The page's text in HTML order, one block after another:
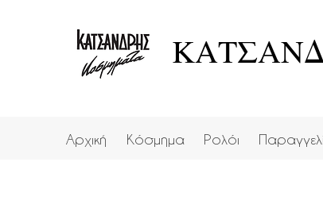
Αρχική Κόσμημα Ρολόι